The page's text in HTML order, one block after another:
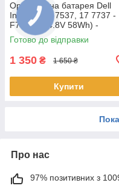
Оригінальна батарея Dell
Inspiron 15 7537, 17 7737 -
F7HVR (14.8V 58Wh) -
Акумулятор, АКБ
Готово до відправки
1 350 ₴ 1 650 ₴
Купити
Про нас
97% позитивних з 1009